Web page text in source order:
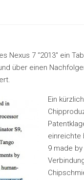
7 “2013″ ein
über einen
Ein
einreichte
9 made